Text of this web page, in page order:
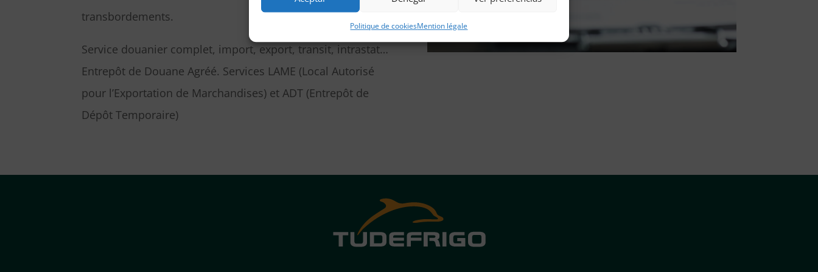
Politique de cookiesMention légale
transbordements.
Service douanier complet, import, export, transit, intrastat…
Entrepôt de Douane Agréé. Services LAME (Local Autorisé
pour l’Exportation de Marchandises) et ADT (Entrepôt de
Dépôt Temporaire)